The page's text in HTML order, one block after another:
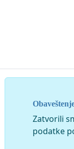
Zatvorili
podatke